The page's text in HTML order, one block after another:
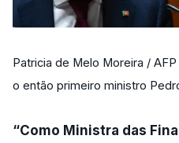
Patricia de Melo Moreira /
o então primeiro ministro
“Como Ministra das